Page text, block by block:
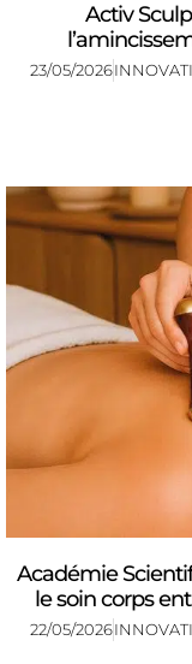
Activ
23/05/2026
Académie
le soin corps
22/05/2026